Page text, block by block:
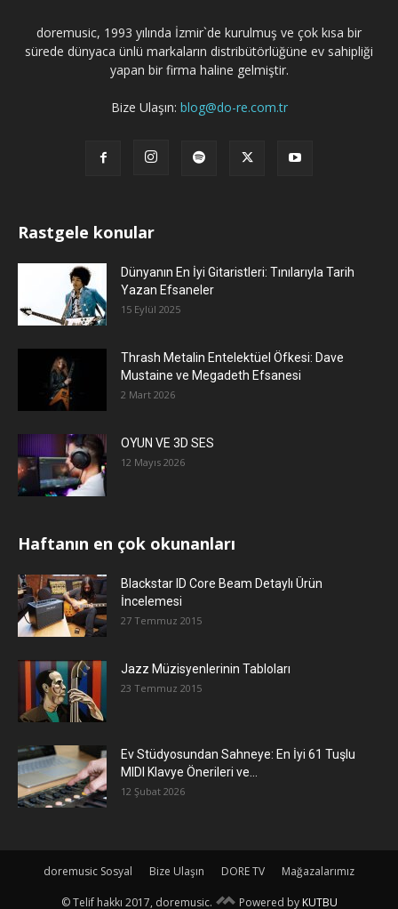
doremusic, 1993 yılında İzmir`de kurulmuş ve çok kısa bir
sürede dünyaca ünlü markaların distribütörlüğüne ev sahipliği
yapan bir firma haline gelmiştir.
Bize Ulaşın: blog@do-re.com.tr
Rastgele konular
Dünyanın En İyi Gitaristleri: Tınılarıyla Tarih
Yazan Efsaneler
15 Eylül 2025
Thrash Metalin Entelektüel Öfkesi: Dave
Mustaine ve Megadeth Efsanesi
2 Mart 2026
OYUN VE 3D SES
12 Mayıs 2026
Haftanın en çok okunanları
Blackstar ID Core Beam Detaylı Ürün
İncelemesi
27 Temmuz 2015
Jazz Müzisyenlerinin Tabloları
23 Temmuz 2015
Ev Stüdyosundan Sahneye: En İyi 61 Tuşlu
MIDI Klavye Önerileri ve...
12 Şubat 2026
doremusic Sosyal Bize Ulaşın DORE TV Mağazalarımız
© Telif hakkı 2017, doremusic. Powered by KUTBU